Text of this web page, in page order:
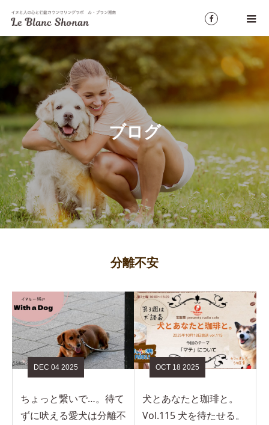
ブログ
分離不安
DEC 04 2025
ちょっと繋いで…。待て
ずに吠える愛犬は分離不
OCT 18 2025
犬とあなたと珈琲と。
Vol.115 犬を待たせる。